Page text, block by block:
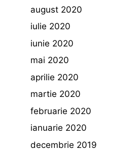
august 2020
iulie 2020
iunie 2020
mai 2020
aprilie 2020
martie 2020
februarie 2020
ianuarie 2020
decembrie 2019